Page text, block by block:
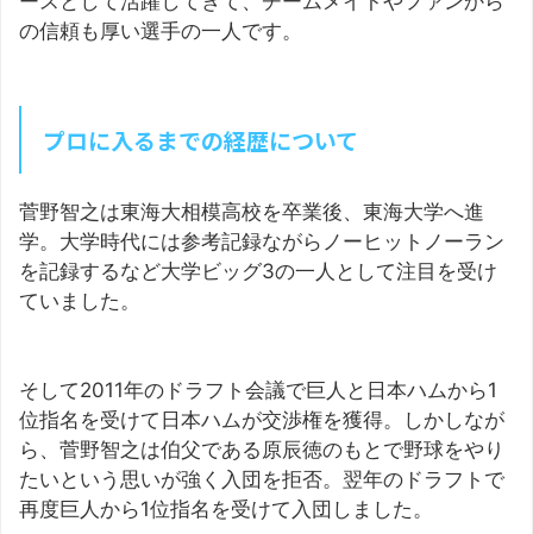
の信頼も厚い選手の一人です。
プロに入るまでの経歴について
菅野智之は東海大相模高校を卒業後、東海大学へ進
学。大学時代には参考記録ながらノーヒットノーラン
を記録するなど大学ビッグ3の一人として注目を受け
ていました。
そして2011年のドラフト会議で巨人と日本ハムから1
位指名を受けて日本ハムが交渉権を獲得。しかしなが
ら、菅野智之は伯父である原辰徳のもとで野球をやり
たいという思いが強く入団を拒否。翌年のドラフトで
再度巨人から1位指名を受けて入団しました。